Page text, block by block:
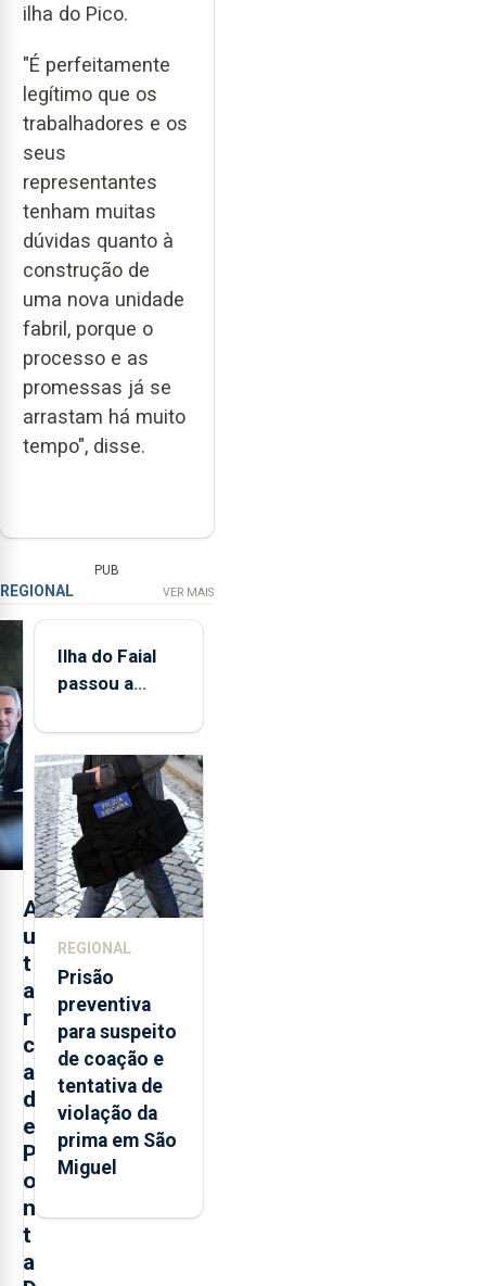
ilha do Pico.
"É perfeitamente
legítimo que os
trabalhadores e os
seus
representantes
tenham muitas
dúvidas quanto à
construção de
uma nova unidade
fabril, porque o
processo e as
promessas já se
arrastam há muito
tempo", disse.
PUB
REGIONAL VER MAIS
A
u
t
a
r
c
a
d
e
P
o
n
t
a
Ilha do Faial
passou a
de
monitorização
de infrassons
dos Açores
REGIONAL
Prisão
preventiva
para suspeito
de coação e
tentativa de
violação da
prima em São
Miguel